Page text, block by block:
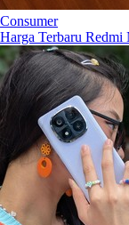
Consumer
Harga Terbaru Redmi